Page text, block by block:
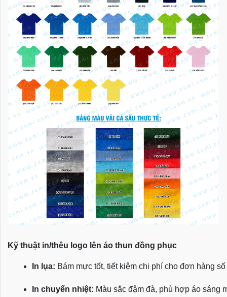
Kỹ thuật in/thêu logo lên áo thun đồng phục
In lụa: Bám mực tốt, tiết kiệm chi phí cho đơn hàng
In chuyển nhiệt: Màu sắc đậm đà, phù hợp áo sáng